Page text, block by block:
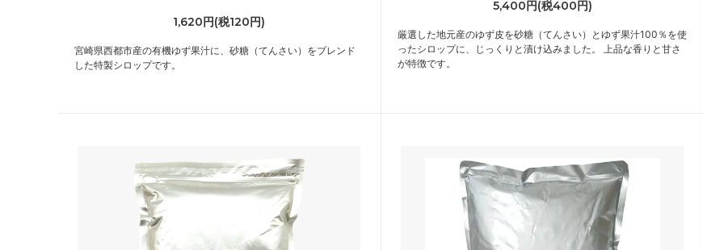
1,620円(税120円)
宮崎県西都市産の有機ゆず果汁に、砂糖（てんさい）をブレンド
した特製シロップです。
5,400円(税400円)
厳選した地元産のゆず皮を砂糖（てんさい）とゆず果汁100％を使
ったシロップに、じっくりと漬け込みました。 上品な香りと甘さ
が特徴です。